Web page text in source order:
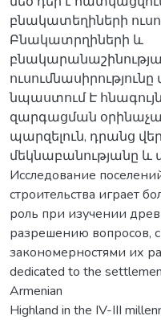
բնակատեղիների
Բնակատրղիների և
նպաստում Է
զարգացման
պարզելուն, դրանց
մեկնաբանությանը
Исследование
строительства играет
роль при изучении
разрешению вопросов,
закономерностями их
dedicated to the
Armenian
Highland in the IV-III